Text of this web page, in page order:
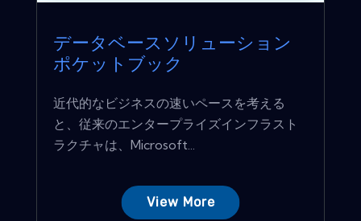
データベースソリューション
ポケットブック
近代的なビジネスの速いペースを考える
と、従来のエンタープライズインフラスト
ラクチャは、Microsoft...
View More